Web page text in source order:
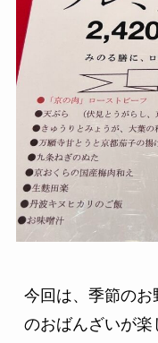
今回は、季節のお
のおばんざいが楽